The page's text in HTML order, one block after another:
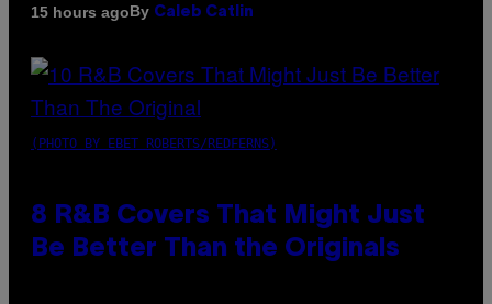
15 hours agoBy Caleb Catlin
(PHOTO BY EBET ROBERTS/REDFERNS)
8 R&B Covers That Might Just
Be Better Than the Originals